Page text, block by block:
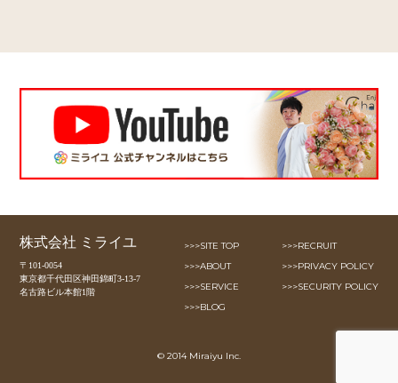
株式会社 ミライユ
〒101-0054
東京都千代田区神田錦町3-13-7
名古路ビル本館1階
>>>SITE TOP
>>>ABOUT
>>>SERVICE
>>>BLOG
>>>RECRUIT
>>>PRIVACY POLICY
>>>SECURITY POLICY
© 2014 Miraiyu Inc.